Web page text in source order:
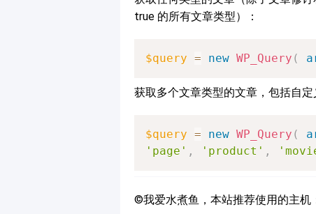
true 的所有文章类型）：
$query = new WP_Query (
获取多个文章类型的文章，包括自定
$query = new WP_Query (
'page' , 'product' ,
©我爱水煮鱼，本站推荐使用的主机